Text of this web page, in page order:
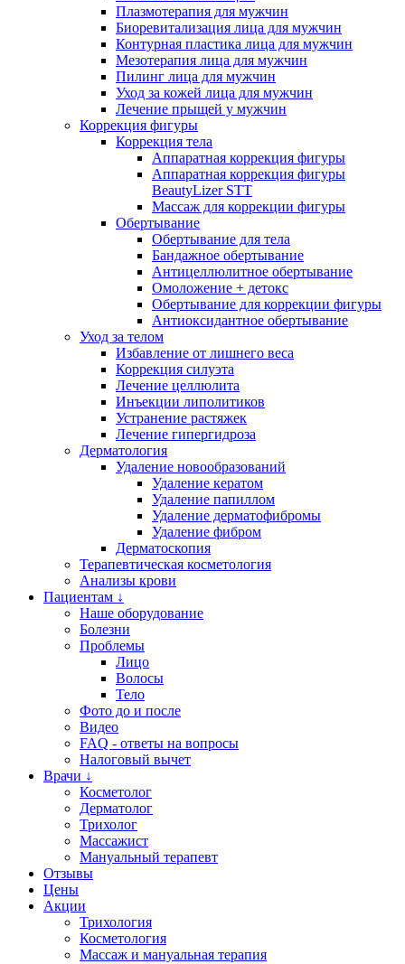
Плазмотерапия для мужчин
Биоревитализация лица для мужчин
Контурная пластика лица для мужчин
Мезотерапия лица для мужчин
Пилинг лица для мужчин
Уход за кожей лица для мужчин
Лечение прыщей у мужчин
Коррекция фигуры
Коррекция тела
Аппаратная коррекция фигуры
Аппаратная коррекция фигуры
BeautyLizer STT
Массаж для коррекции фигуры
Обертывание
Обертывание для тела
Бандажное обертывание
Антицеллюлитное обертывание
Омоложение + детокс
Обертывание для коррекции фигуры
Антиоксидантное обертывание
Уход за телом
Избавление от лишнего веса
Коррекция силуэта
Лечение целлюлита
Инъекции липолитиков
Устранение растяжек
Лечение гипергидроза
Дерматология
Удаление новообразований
Удаление кератом
Удаление папиллом
Удаление дерматофибромы
Удаление фибром
Дерматоскопия
Терапевтическая косметология
Анализы крови
Пациентам ↓
Наше оборудование
Болезни
Проблемы
Лицо
Волосы
Тело
Фото до и после
Видео
FAQ - ответы на вопросы
Налоговый вычет
Врачи ↓
Косметолог
Дерматолог
Трихолог
Массажист
Мануальный терапевт
Отзывы
Цены
Акции
Трихология
Косметология
Массаж и мануальная терапия